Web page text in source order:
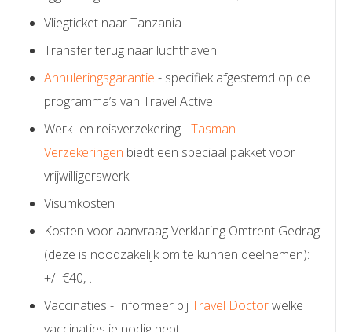
Vliegticket naar Tanzania
Transfer terug naar luchthaven
Annuleringsgarantie - specifiek afgestemd op de
programma’s van Travel Active
Werk- en reisverzekering -Tasman
Verzekeringen biedt een speciaal pakket voor
vrijwilligerswerk
Visumkosten
Kosten voor aanvraag Verklaring Omtrent Gedrag
(deze is noodzakelijk om te kunnen deelnemen):
+/- €40,-.
Vaccinaties - Informeer bijTravel Doctorwelke